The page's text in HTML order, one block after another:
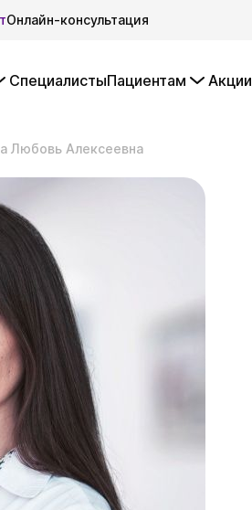
Онлайн-консультация
СпециалистыПациентам Акции
Любовь Алексеевна